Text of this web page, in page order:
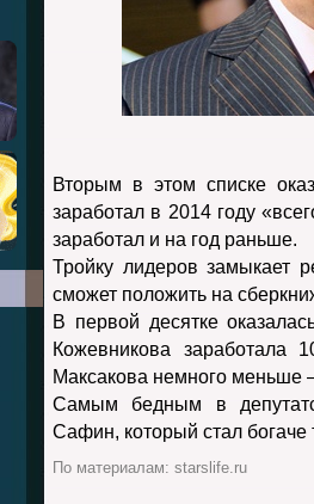
Вторым в этом списке
заработал в 2014 году
заработал и на год раньше.
Тройку лидеров замыкает
сможет положить на
В первой десятке
Кожевникова
Максакова немного меньше
Самым бедным в
Сафин, который стал
По материалам: starslife.ru